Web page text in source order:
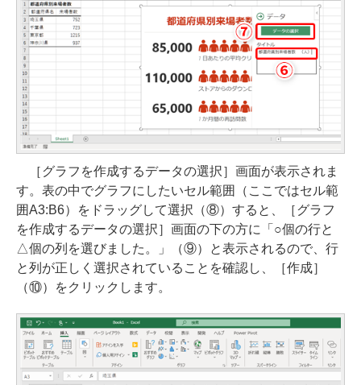
［グラフを作成するデータの選択］画面が表示されま
す。表の中でグラフにしたいセル範囲（ここではセル範
囲A3:B6）をドラッグして選択（⑧）すると、［グラフ
を作成するデータの選択］画面の下の方に「○個の行と
△個の列を選びました。」（⑨）と表示されるので、行
と列が正しく選択されていることを確認し、［作成］
（⑩）をクリックします。